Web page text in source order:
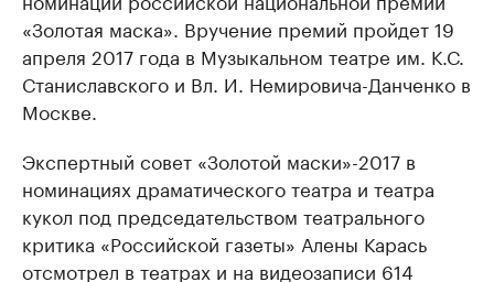
«Золотая маска». Вручение премий пройдет 19
апреля 2017 года в Музыкальном театре им. К.С.
Станиславского и Вл. И. Немировича-Данченко в
Москве.
Экспертный совет «Золотой маски»-2017 в
номинациях драматического театра и театра
кукол под председательством театрального
критика «Российской газеты» Алены Карась
отсмотрел в театрах и на видеозаписи 614